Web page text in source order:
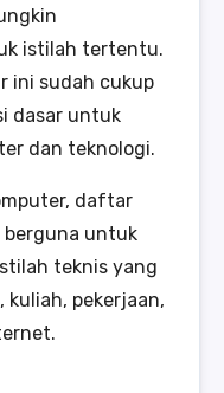
istilah tertentu.
ini sudah cukup
dasar untuk
dan teknologi.
daftar
untuk
teknis yang
kuliah, pekerjaan,